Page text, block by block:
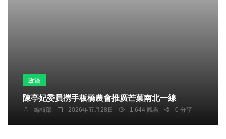
政治
陳亭妃委員㩗手板橋農會推廣芒菓南北一線
編輯部 2026年五月28日 1,644 觀看 0 分享